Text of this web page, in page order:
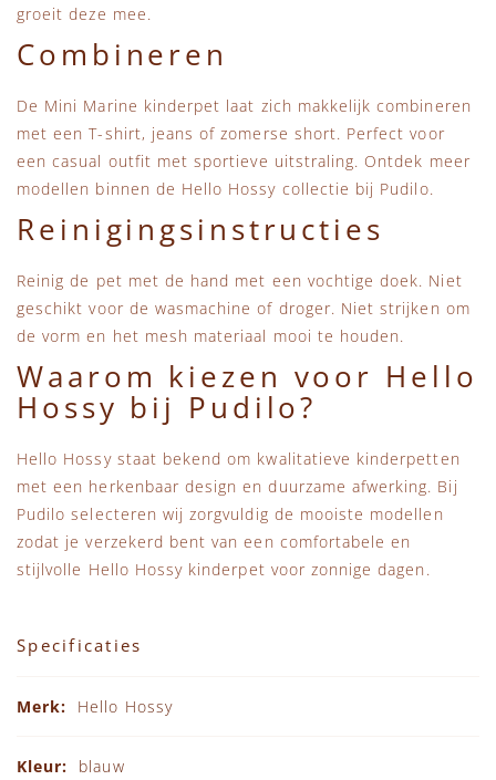
groeit deze mee.
Combineren
De Mini Marine kinderpet laat zich makkelijk combineren
met een T-shirt, jeans of zomerse short. Perfect voor
een casual outfit met sportieve uitstraling. Ontdek meer
modellen binnen de Hello Hossy collectie bij Pudilo.
Reinigingsinstructies
Reinig de pet met de hand met een vochtige doek. Niet
geschikt voor de wasmachine of droger. Niet strijken om
de vorm en het mesh materiaal mooi te houden.
Waarom kiezen voor Hello
Hossy bij Pudilo?
Hello Hossy staat bekend om kwalitatieve kinderpetten
met een herkenbaar design en duurzame afwerking. Bij
Pudilo selecteren wij zorgvuldig de mooiste modellen
zodat je verzekerd bent van een comfortabele en
stijlvolle Hello Hossy kinderpet voor zonnige dagen.
Specificaties
Hello Hossy
blauw